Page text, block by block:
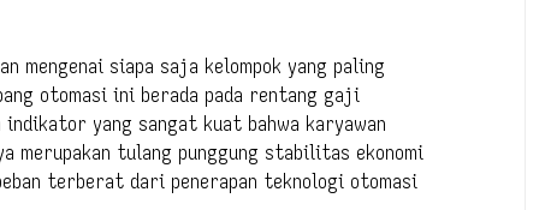
mengenai siapa saja kelompok yang paling
otomasi ini berada pada rentang gaji
yang sangat kuat bahwa karyawan
merupakan tulang punggung stabilitas ekonomi
terberat dari penerapan teknologi otomasi